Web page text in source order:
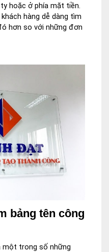
hoặc ở phía mặt tiền.
hàng dễ dàng tìm
hơn so với những đơn
bảng tên công
một trong số những